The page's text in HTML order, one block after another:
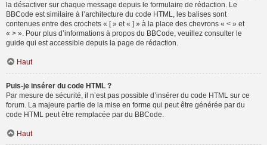
la désactiver sur chaque message depuis le formulaire de rédaction. Le
BBCode est similaire à l’architecture du code HTML, les balises sont
contenues entre des crochets « [ » et « ] » à la place des chevrons « < » et
« > ». Pour plus d’informations à propos du BBCode, veuillez consulter le
guide qui est accessible depuis la page de rédaction.
Haut
Puis-je insérer du code HTML ?
Par mesure de sécurité, il n’est pas possible d’insérer du code HTML sur ce
forum. La majeure partie de la mise en forme qui peut être générée par du
code HTML peut être remplacée par du BBCode.
Haut